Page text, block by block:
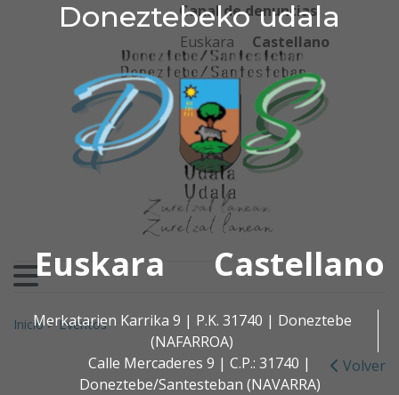
Doneztebeko udala
Euskara Castellano
Merkatarien Karrika 9 | P.K. 31740 | Doneztebe
(NAFARROA)
Calle Mercaderes 9 | C.P.: 31740 |
Doneztebe/Santesteban (NAVARRA)
Ir al contenido
Doneztebeko udala
Canal de denuncias
Euskara
Castellano
Buscar:
Inicio>Eventos
Volver